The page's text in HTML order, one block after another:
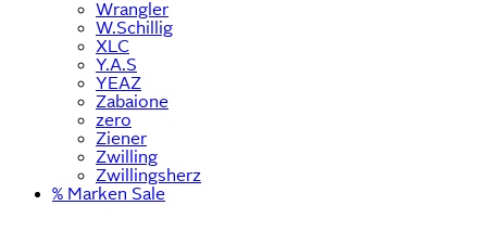
Wrangler
W.Schillig
XLC
Y.A.S
YEAZ
Zabaione
zero
Ziener
Zwilling
Zwillingsherz
% Marken Sale